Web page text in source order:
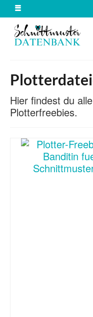
Hier findest du
Plotterfreebies.